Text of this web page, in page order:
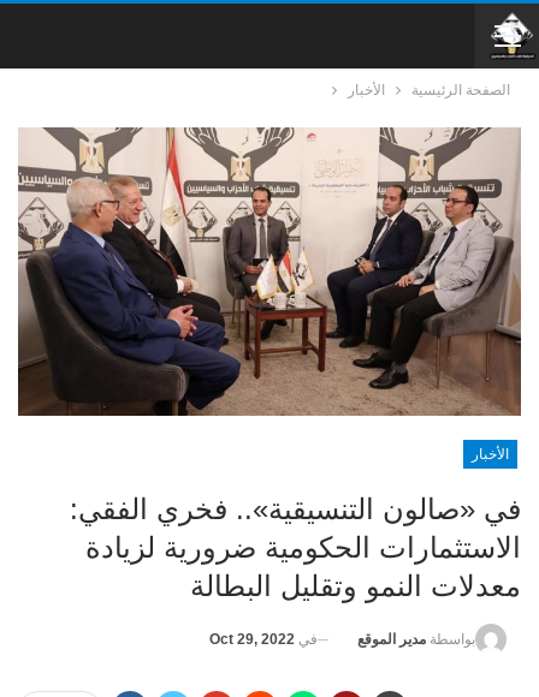
الصفحة الرئيسية الأخبار
الأخبار
في «صالون التنسيقية».. فخري الفقي:
الاستثمارات الحكومية ضرورية لزيادة
معدلات النمو وتقليل البطالة
بواسطة مدير الموقع في Oct 29, 2022